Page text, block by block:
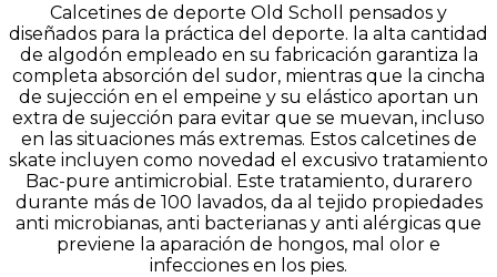
Calcetines de deporte Old Scholl pensados y
diseñados para la práctica del deporte. la alta cantidad
de algodón empleado en su fabricación garantiza la
completa absorción del sudor, mientras que la cincha
de sujección en el empeine y su elástico aportan un
extra de sujección para evitar que se muevan, incluso
en las situaciones más extremas. Estos calcetines de
skate incluyen como novedad el excusivo tratamiento
Bac-pure antimicrobial. Este tratamiento, durarero
durante más de 100 lavados, da al tejido propiedades
anti microbianas, anti bacterianas y anti alérgicas que
previene la aparación de hongos, mal olor e
infecciones en los pies.